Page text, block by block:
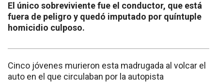
El único sobreviviente fue el conductor, que está
fuera de peligro y quedó imputado por quíntuple
homicidio culposo.
Cinco jóvenes murieron esta madrugada al volcar el
auto en el que circulaban por la autopista